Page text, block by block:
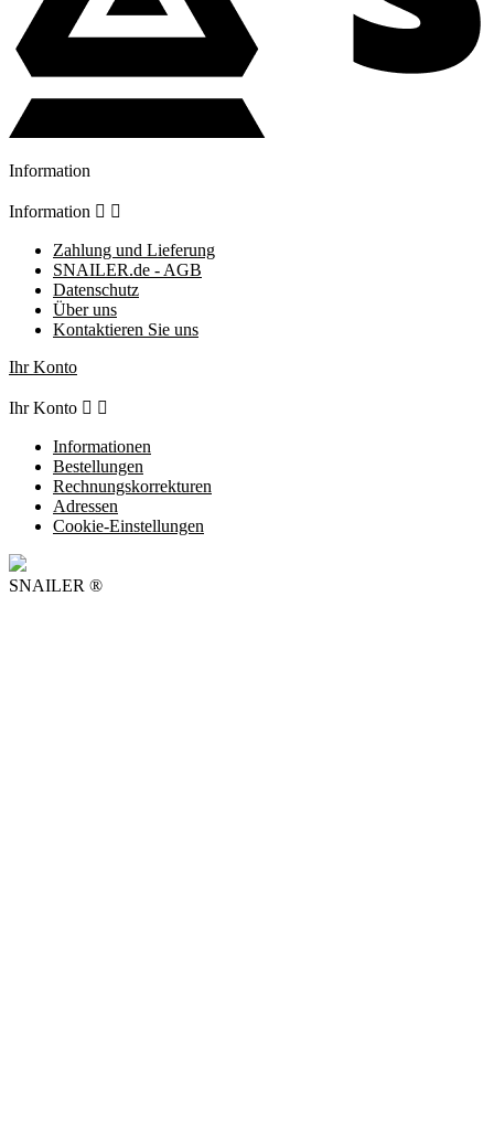
Information
Information  
Zahlung und Lieferung
SNAILER.de - AGB
Datenschutz
Über uns
Kontaktieren Sie uns
Ihr Konto
Ihr Konto  
Informationen
Bestellungen
Rechnungskorrekturen
Adressen
Cookie-Einstellungen
SNAILER ®